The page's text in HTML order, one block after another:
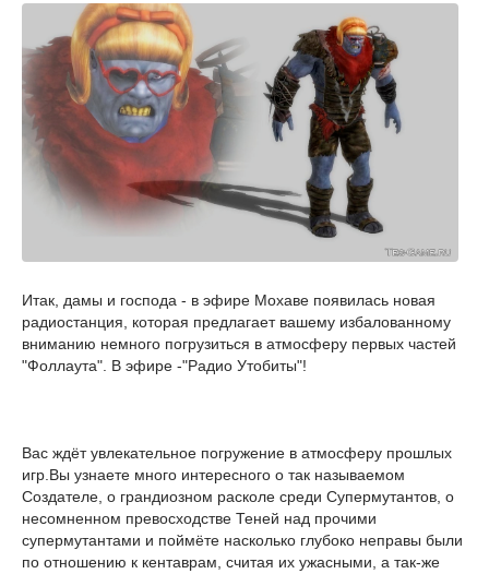
Итак, дамы и господа - в эфире Мохаве появилась новая
радиостанция, которая предлагает вашему избалованному
вниманию немного погрузиться в атмосферу первых частей
"Фоллаута". В эфире -"Радио Утобиты"!
Вас ждёт увлекательное погружение в атмосферу прошлых
игр.Вы узнаете много интересного о так называемом
Создателе, о грандиозном расколе среди Супермутантов, о
несомненном превосходстве Теней над прочими
супермутантами и поймёте насколько глубоко неправы были
по отношению к кентаврам, считая их ужасными, а так-же